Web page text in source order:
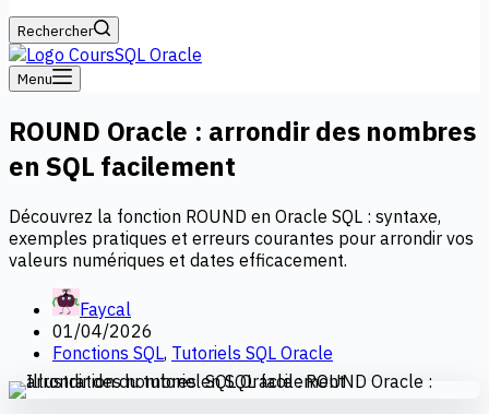
Rechercher
Menu
ROUND Oracle : arrondir des nombres
en SQL facilement
Découvrez la fonction ROUND en Oracle SQL : syntaxe,
exemples pratiques et erreurs courantes pour arrondir vos
valeurs numériques et dates efficacement.
Faycal
01/04/2026
Fonctions SQL, Tutoriels SQL Oracle